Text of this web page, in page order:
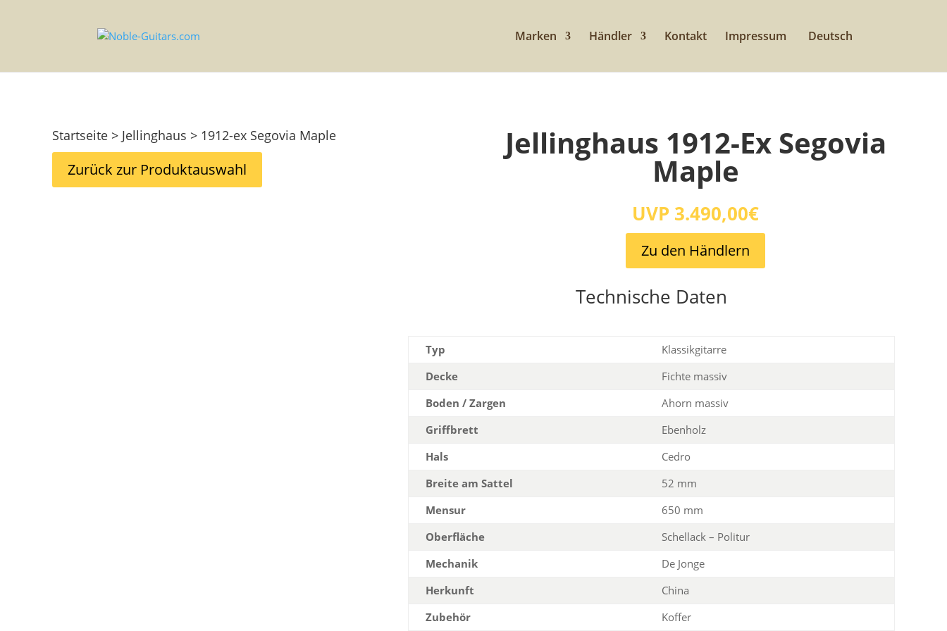
Marken Händler Kontakt Impressum Deutsch
Startseite > Jellinghaus > 1912-ex Segovia Maple
Zurück zur Produktauswahl
Jellinghaus 1912-Ex Segovia
Maple
UVP 3.490,00€
Zu den Händlern
Technische Daten
Typ
Klassikgitarre
Decke
Fichte massiv
Boden / Zargen
Ahorn massiv
Griffbrett
Ebenholz
Hals
Cedro
Breite am Sattel
52 mm
Mensur
650 mm
Oberfläche
Schellack – Politur
Mechanik
De Jonge
Herkunft
China
Zubehör
Koffer